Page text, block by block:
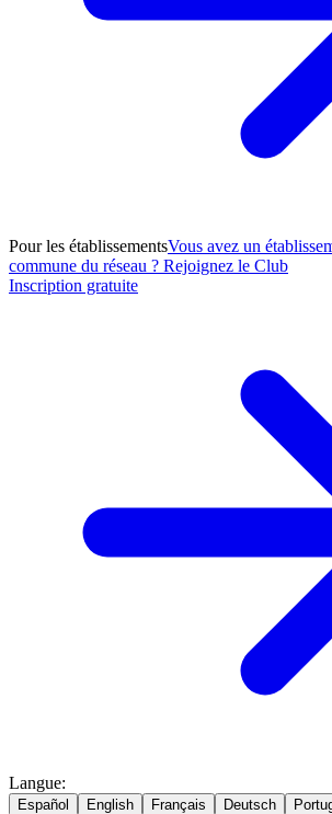
Pour les établissementsVous avez un
commune du réseau ? Rejoignez le Club
Inscription gratuite
Langue:
Español English Français Deutsch